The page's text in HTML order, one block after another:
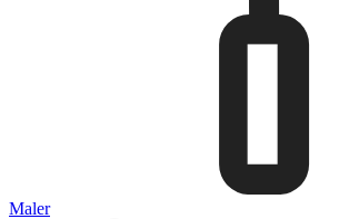
Maler